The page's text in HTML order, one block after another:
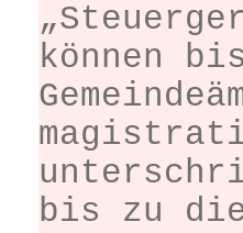
können
bis zu